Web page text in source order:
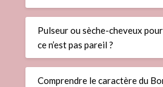
Pulseur ou sèche-cheveux
ce n’est pas pareil ?
Comprendre le caractère du